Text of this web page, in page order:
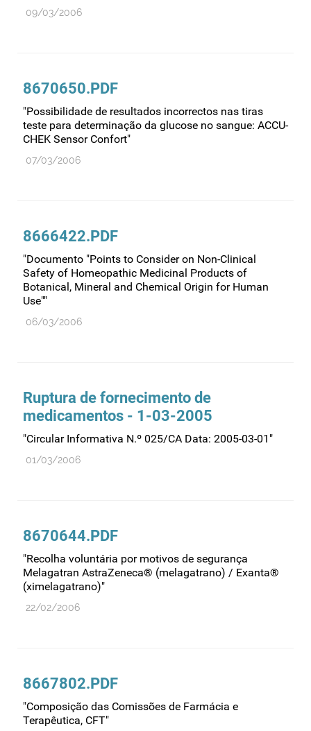
09/03/2006
8670650.PDF
"Possibilidade de resultados incorrectos nas tiras
teste para determinação da glucose no sangue: ACCU-
CHEK Sensor Confort"
07/03/2006
8666422.PDF
"Documento "Points to Consider on Non-Clinical
Safety of Homeopathic Medicinal Products of
Botanical, Mineral and Chemical Origin for Human
Use""
06/03/2006
Ruptura de fornecimento de
medicamentos - 1-03-2005
"Circular Informativa N.º 025/CA Data: 2005-03-01"
01/03/2006
8670644.PDF
"Recolha voluntária por motivos de segurança
Melagatran AstraZeneca® (melagatrano) / Exanta®
(ximelagatrano)"
22/02/2006
8667802.PDF
"Composição das Comissões de Farmácia e
Terapêutica, CFT"